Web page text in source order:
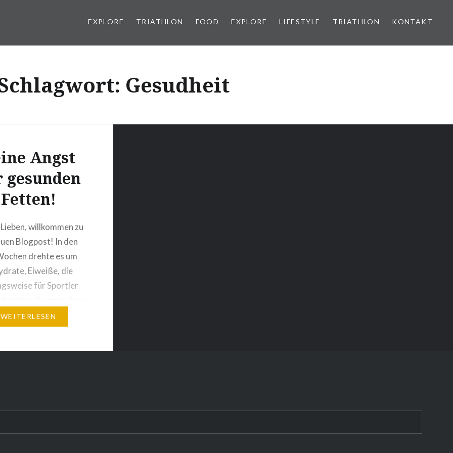
EXPLORE TRIATHLON FOOD EXPLORE LIFESTYLE TRIATHLON KONTAKT
Gesudheit
Angst
gesunden
Fetten!
willkommen zu
Blogpost! In den
drehte es um
Eiweiße, die
für Sportler
um eine weitere
drehen
WEITERLESEN